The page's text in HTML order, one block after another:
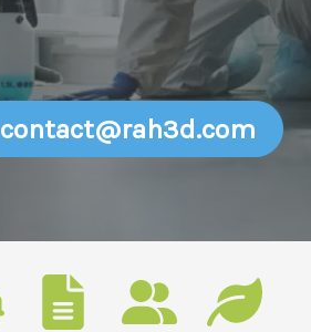
contact@rah3d.com